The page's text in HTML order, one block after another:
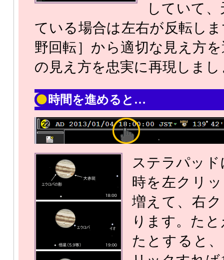
していて
ている場合は左右が反転し
野回転］から適切な見え方
の見え方を忠実に再現しまし
時間を進めると…
ステラパッ
時を左クリ
増えて、右
ります。た
たとすると